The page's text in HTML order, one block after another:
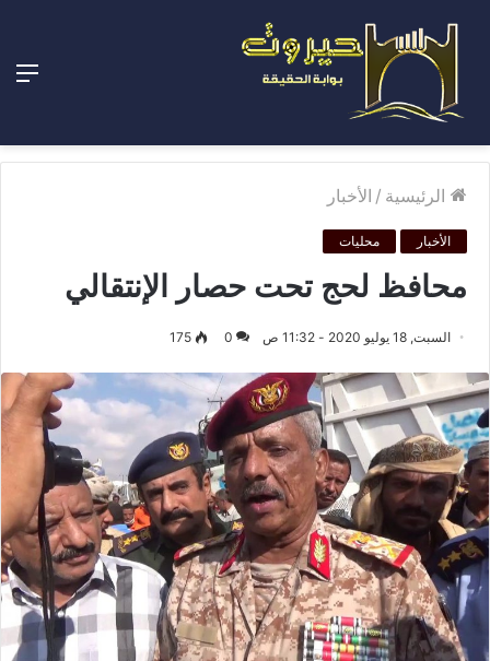
الرئيسية / الأخبار
الأخبار محليات
محافظ لحج تحت حصار الإنتقالي
السبت, 18 يوليو 2020 - 11:32 ص 0
175